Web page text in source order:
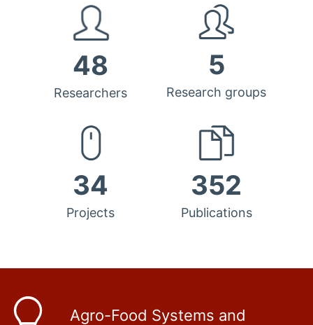
48
Researchers
5
Research groups
34
Projects
352
Publications
Agro-Food Systems and